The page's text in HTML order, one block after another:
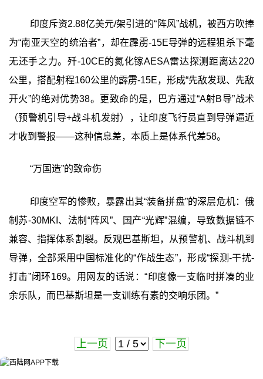
印度斥资2.88亿美元/架引进的“阵风”战机，被西方吹捧
为“南亚天空的统治者”，却在霹雳-15E导弹的远程狙杀下毫
无还手之力。歼-10CE的氮化镓AESA雷达探测距离达220
公里，搭配射程160公里的霹雳-15E，形成“先敌发现、先敌
开火”的绝对优势38。更致命的是，巴方通过“A射B导”战术
（预警机引导+战斗机发射），让印度飞行员直到导弹逼近
才收到警报——这种信息差，本质上是体系代差58。
“万国造”的致命伤
印度空军的惨败，暴露出其“装备拼盘”的深层危机：俄
制苏-30MKI、法制“阵风”、国产“光辉”混编，导致数据链不
兼容、指挥体系割裂。反观巴基斯坦，从预警机、战斗机到
导弹，全部采用中国标准化的“作战生态”，形成“探测-干扰-
打击”闭环169。用网友的话说：“印度像一支临时拼凑的业
余乐队，而巴基斯坦是一支训练有素的交响乐团。”
上一页 下一页